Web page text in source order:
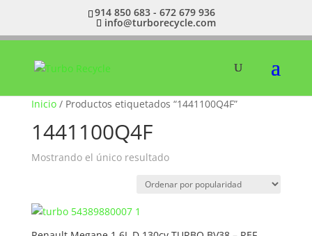
914 850 683 - 672 679 936
info@turborecycle.com
Inicio/ Productos etiquetados “1441100Q4F”
1441100Q4F
Mostrando el único resultado